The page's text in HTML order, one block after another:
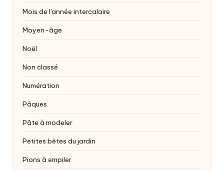
Mois de l'année intercalaire
Moyen-âge
Noël
Non classé
Numération
Pâques
Pâte à modeler
Petites bêtes du jardin
Pions à empiler